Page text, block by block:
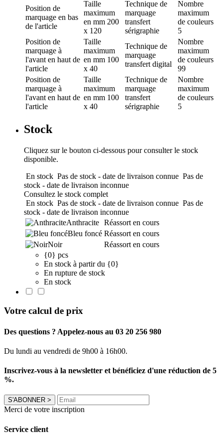
Position de
marquage en bas
de l'article
Taille
maximum
en mm 200
x 120
Technique de
marquage
transfert
sérigraphie
Nombre
maximum
de couleurs
5
Position de
marquage à
l'avant en haut de
l'article
Taille
maximum
en mm 100
x 40
Technique de
marquage
transfert digital
Nombre
maximum
de couleurs
99
Position de
marquage à
l'avant en haut de
l'article
Taille
maximum
en mm 100
x 40
Technique de
marquage
transfert
sérigraphie
Nombre
maximum
de couleurs
5
Stock
Cliquez sur le bouton ci-dessous pour consulter le stock
disponible.
En stock Pas de stock - date de livraison connue Pas de
stock - date de livraison inconnue
Consultez le stock complet
En stock Pas de stock - date de livraison connue Pas de
stock - date de livraison inconnue
Anthracite Réassort en cours
Bleu foncé Réassort en cours
Noir
Réassort en cours
{0} pcs
En stock à partir du {0}
En rupture de stock
En stock
Votre calcul de prix
Des questions ? Appelez-nous au 03 20 256 980
Du lundi au vendredi de 9h00 à 16h00.
Inscrivez-vous à la newsletter et bénéficiez d'une réduction de 5
%.
S'ABONNER >
Merci de votre inscription
Service client